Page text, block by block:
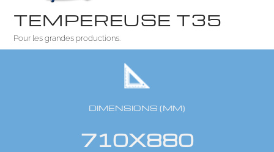
TEMPEREUSE T35
Pour les grandes productions.
DIMENSIONS (MM)
710X880